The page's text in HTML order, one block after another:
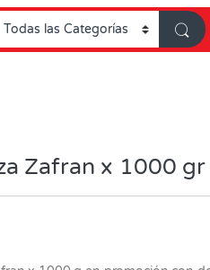
Zafran x 1000 gr